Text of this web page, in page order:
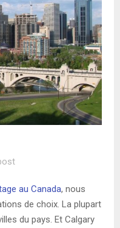
au Canada, nous
de choix. La plupart
du pays. Et Calgary